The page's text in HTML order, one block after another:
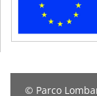
© Parco